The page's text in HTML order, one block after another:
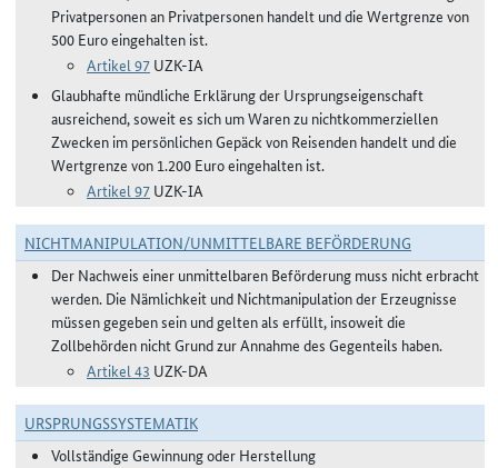
Privatpersonen an Privatpersonen handelt und die Wertgrenze von
500 Euro eingehalten ist.
Artikel 97 UZK-IA
Glaubhafte mündliche Erklärung der Ursprungseigenschaft
ausreichend, soweit es sich um Waren zu nichtkommerziellen
Zwecken im persönlichen Gepäck von Reisenden handelt und die
Wertgrenze von 1.200 Euro eingehalten ist.
Artikel 97 UZK-IA
NICHTMANIPULATION/UNMITTELBARE BEFÖRDERUNG
Der Nachweis einer unmittelbaren Beförderung muss nicht erbracht
werden. Die Nämlichkeit und Nichtmanipulation der Erzeugnisse
müssen gegeben sein und gelten als erfüllt, insoweit die
Zollbehörden nicht Grund zur Annahme des Gegenteils haben.
Artikel 43 UZK-DA
URSPRUNGSSYSTEMATIK
Vollständige Gewinnung oder Herstellung